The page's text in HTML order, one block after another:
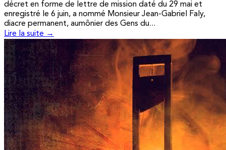
décret en forme de lettre de mission daté du 29 mai et
enregistré le 6 juin, a nommé Monsieur Jean-Gabriel Faly,
diacre permanent, aumônier des Gens du...
Lire la suite →